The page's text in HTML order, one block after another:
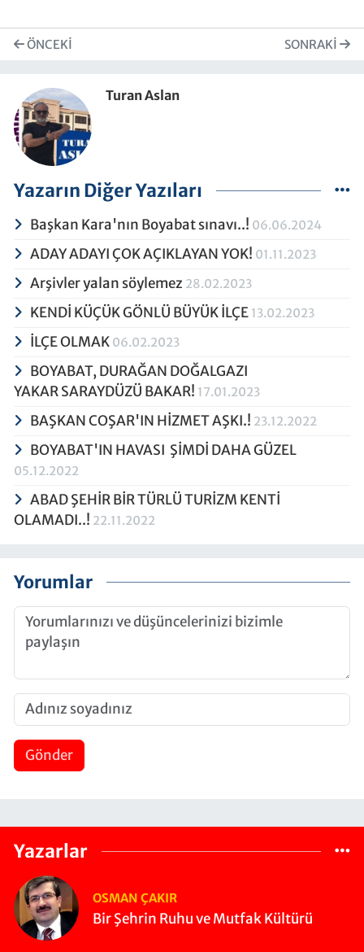
ÖNCEKI SONRAKI
Turan Aslan
Yazarın Diğer Yazıları
Başkan Kara'nın Boyabat sınavı..! 06.06.2024
ADAY ADAYI ÇOK AÇIKLAYAN YOK! 01.11.2023
Arşivler yalan söylemez 28.02.2023
KENDİ KÜÇÜK GÖNLÜ BÜYÜK İLÇE 13.02.2023
İLÇE OLMAK 06.02.2023
BOYABAT, DURAĞAN DOĞALGAZI
YAKAR SARAYDÜZÜ BAKAR! 17.01.2023
BAŞKAN COŞAR'IN HİZMET AŞKI.! 23.12.2022
BOYABAT'IN HAVASI ŞİMDİ DAHA GÜZEL
05.12.2022
ABAD ŞEHİR BİR TÜRLÜ TURİZM KENTİ
OLAMADI..! 22.11.2022
Yorumlar
Gönder
Yazarlar
OSMAN ÇAKIR
Bir Şehrin Ruhu ve Mutfak Kültürü